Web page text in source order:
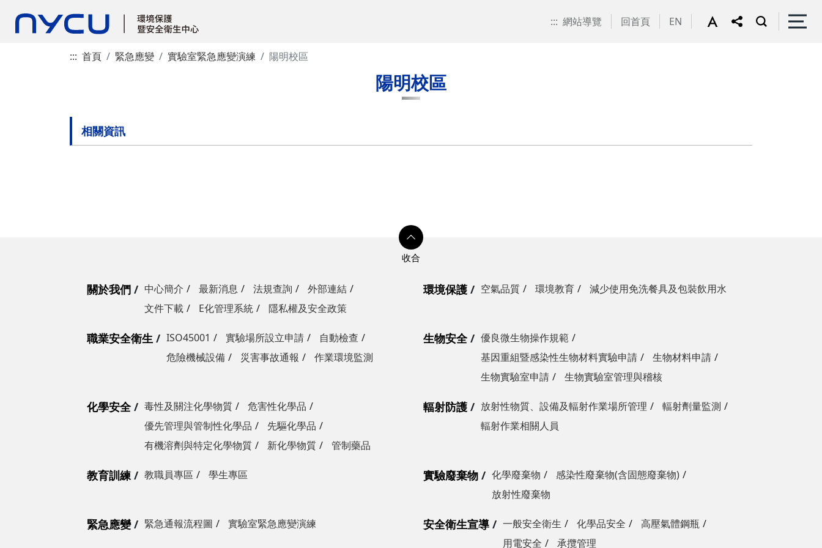
::: 網站導覽 回首頁 EN
::: 首頁 緊急應變 實驗室緊急應變演練 陽明校區
陽明校區
相關資訊
關於我們 中心簡介 最新消息 法規查詢
外部連結
文件下載
E化管理系統 隱私權及安全政策
環境保護 空氣品質 環境教育 減少使用免洗餐具及包裝飲用水
職業安全衛生 ISO45001 實驗場所設立申請
自動檢查
危險機械設備
災害事故通報 作業環境監測
生物安全
優良微生物操作規範
基因重組暨感染性生物材料實驗申請
生物材料申請
生物實驗室申請
生物實驗室管理與稽核
化學安全 毒性及關注化學物質
危害性化學品
優先管理與管制性化學品
先驅化學品
有機溶劑與特定化學物質
新化學物質 管制藥品
輻射防護 放射性物質、設備及輻射作業場所管理
輻射劑量監測
輻射作業相關人員
教育訓練 教職員專區 學生專區 實驗廢棄物 化學廢棄物
感染性廢棄物(含固態廢棄物)
放射性廢棄物
緊急應變 緊急通報流程圖 實驗室緊急應變演練 安全衛生宣導 一般安全衛生 化學品安全
高壓氣體鋼瓶
用電安全
承攬管理